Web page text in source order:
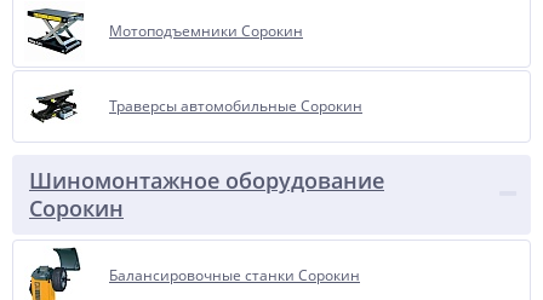
Мотоподъемники Сорокин
Траверсы автомобильные Сорокин
Шиномонтажное оборудование
Сорокин
Балансировочные станки Сорокин